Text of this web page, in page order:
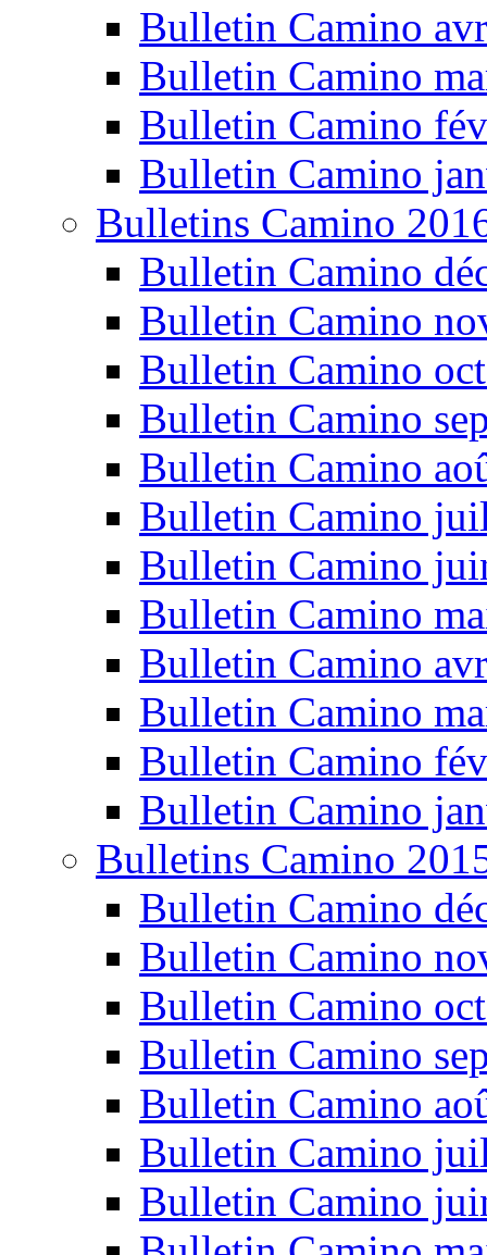
Bulletin Camino
Bulletin Camino
Bulletin Camino
Bulletin Camino
Bulletins Camino
Bulletin Camino
Bulletin Camino
Bulletin Camino
Bulletin Camino
Bulletin Camino
Bulletin Camino
Bulletin Camino
Bulletin Camino
Bulletin Camino
Bulletin Camino
Bulletin Camino
Bulletin Camino
Bulletins Camino
Bulletin Camino
Bulletin Camino
Bulletin Camino
Bulletin Camino
Bulletin Camino
Bulletin Camino
Bulletin Camino